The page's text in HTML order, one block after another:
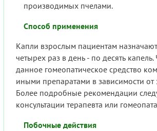
производимых пчелами.
Способ применения
Капли взрослым пациентам
четырех раз в день - по десять
данное гомеопатическое средство
иными препаратами в зависимости от
Более подробные рекомендации
консультации терапевта или
Побочные действия